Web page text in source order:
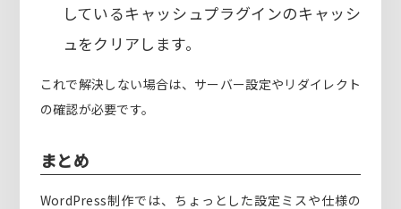
しているキャッシュプラグインのキャッシ
ュをクリアします。
これで解決しない場合は、サーバー設定やリダイレクト
の確認が必要です。
まとめ
WordPress制作では、ちょっとした設定ミスや仕様の